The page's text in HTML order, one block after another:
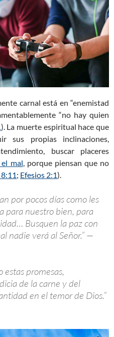
carnal está en “enemistad
“no hay quien
). La muerte espiritual hace que
sus propias inclinaciones,
buscar placeres
mal, porque piensan que no
; Efesios 2:1).
por pocos días como les
para nuestro bien, para
Busquen la paz con
nadie verá al Señor.” —
estas promesas,
de la carne y del
en el temor de Dios.”